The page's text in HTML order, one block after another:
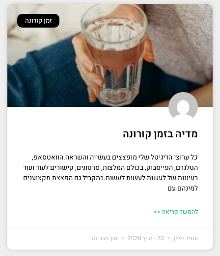
זמן קורונה
מדיה בזמן קורונה
כל ערוצי הדיגיטל שלי מופצצים בעשייה והשראה.הוואטסאפ,
הטלגרם, הפייסבוק, בכולם המלצות, סרטונים, קישורים לעוד ועוד
רעיונות של לעשות לעשות לעשות.במקביל גם הפצצת מקצוענים
למינהם עם
להמשך קריאה >>
עופר פלין אין תגובות